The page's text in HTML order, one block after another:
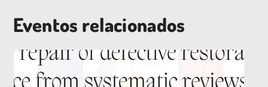
Eventos relacionados